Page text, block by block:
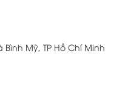
Mỹ, TP Hồ Chí Minh